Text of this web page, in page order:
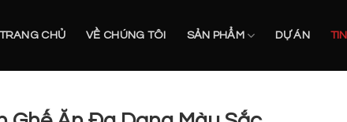
TRANG CHỦ VỀ CHÚNG TÔI SẢN PHẨM DỰ ÁN